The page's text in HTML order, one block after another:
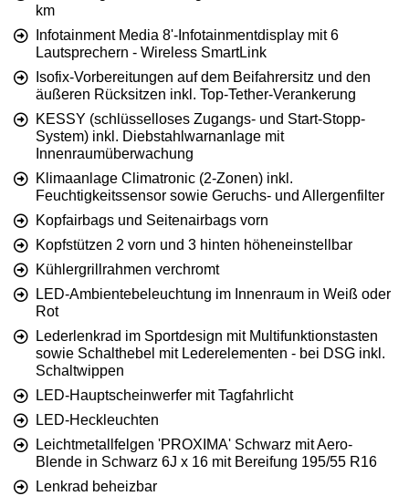
km
Infotainment Media 8'-Infotainmentdisplay mit 6
Lautsprechern - Wireless SmartLink
Isofix-Vorbereitungen auf dem Beifahrersitz und den
äußeren Rücksitzen inkl. Top-Tether-Verankerung
KESSY (schlüsselloses Zugangs- und Start-Stopp-
System) inkl. Diebstahlwarnanlage mit
Innenraumüberwachung
Klimaanlage Climatronic (2-Zonen) inkl.
Feuchtigkeitssensor sowie Geruchs- und Allergenfilter
Kopfairbags und Seitenairbags vorn
Kopfstützen 2 vorn und 3 hinten höheneinstellbar
Kühlergrillrahmen verchromt
LED-Ambientebeleuchtung im Innenraum in Weiß oder
Rot
Lederlenkrad im Sportdesign mit Multifunktionstasten
sowie Schalthebel mit Lederelementen - bei DSG inkl.
Schaltwippen
LED-Hauptscheinwerfer mit Tagfahrlicht
LED-Heckleuchten
Leichtmetallfelgen 'PROXIMA' Schwarz mit Aero-
Blende in Schwarz 6J x 16 mit Bereifung 195/55 R16
Lenkrad beheizbar